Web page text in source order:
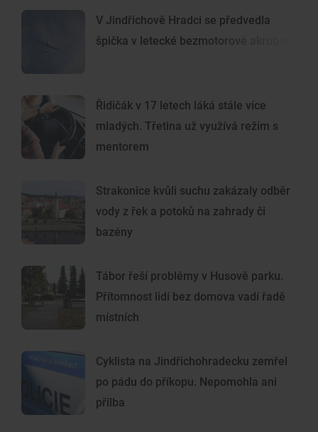
V Jindřichově Hradci se předvedla
špička v letecké bezmotorové akrobacii
Řidičák v 17 letech láká stále více
mladých. Třetina už využívá režim s
mentorem
Strakonice kvůli suchu zakázaly odběr
vody z řek a potoků na zahrady či
bazény
Tábor řeší problémy v Husově parku.
Přítomnost lidí bez domova vadí řadě
místních
Cyklista na Jindřichohradecku zemřel
po pádu do příkopu. Nepomohla ani
přilba